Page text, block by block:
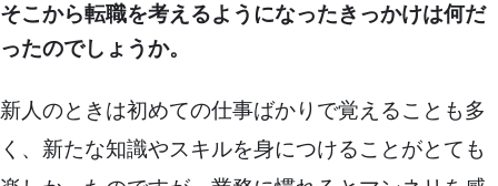
そこから転職を考えるようになったきっかけは何だ
ったのでしょうか。
新人のときは初めての仕事ばかりで覚えることも多
く、新たな知識やスキルを身につけることがとても